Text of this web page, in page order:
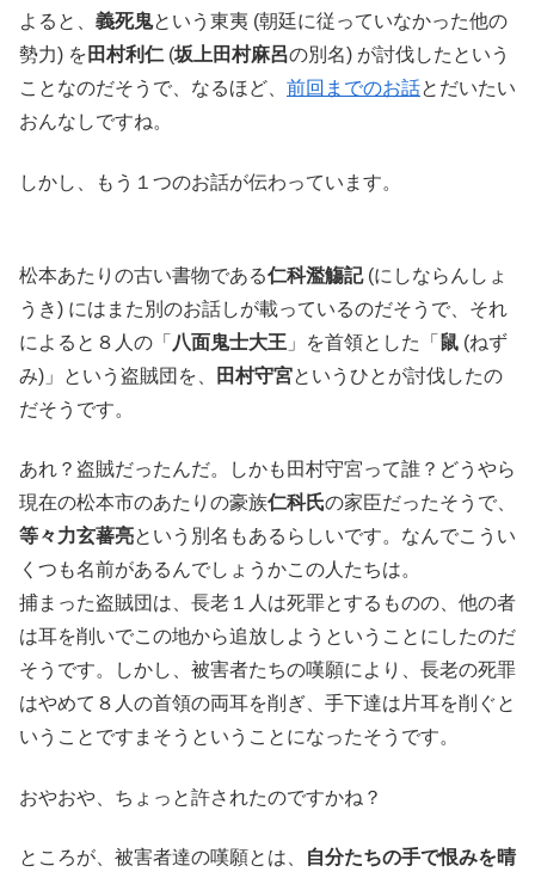
よると、 義死鬼という東夷 (朝廷に従っていなかった他の
勢力) を 田村利仁 (坂上田村麻呂の別名) が討伐したという
ことなのだそうで、なるほど、 前回までのお話とだいたい
おんなしですね。
しかし、もう１つのお話が伝わっています。
松本あたりの古い書物である仁科濫觴記(にしならんしょ
うき) にはまた別のお話しが載っているのだそうで、それ
によると８人の「 八面鬼士大王 」を首領とした「 鼠 (ねず
み)」という盗賊団を、
田村守宮というひとが討伐したの
だそうです。
あれ？盗賊だったんだ。しかも田村守宮って誰？どうやら
現在の松本市のあたりの豪族仁科氏の家臣だったそうで、
等々力玄蕃亮という別名もあるらしいです。なんでこうい
くつも名前があるんでしょうかこの人たちは。
捕まった盗賊団は、長老１人は死罪とするものの、他の者
は耳を削いでこの地から追放しようということにしたのだ
そうです。しかし、被害者たちの嘆願により、長老の死罪
はやめて８人の首領の両耳を削ぎ、手下達は片耳を削ぐと
いうことですまそうということになったそうです。
おやおや、ちょっと許されたのですかね？
ところが、被害者達の嘆願とは、
自分たちの手で恨みを晴